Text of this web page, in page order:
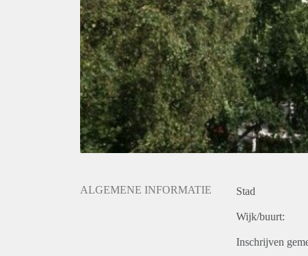
ALGEMENE INFORMATIE Stad
Wijk/buurt:
Inschrijven